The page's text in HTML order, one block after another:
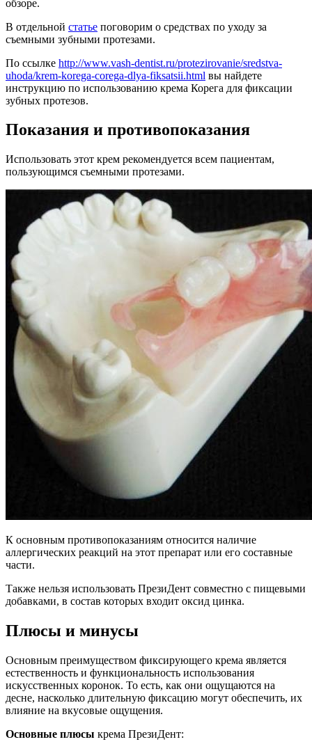
обзоре.
В отдельной статье поговорим о средствах по уходу за
съемными зубными протезами.
По ссылке http://www.vash-dentist.ru/protezirovanie/sredstva-
uhoda/krem-korega-corega-dlya-fiksatsii.html вы найдете
инструкцию по использованию крема Корега для фиксации
зубных протезов.
Показания и противопоказания
Использовать этот крем рекомендуется всем пациентам,
пользующимся съемными протезами.
К основным противопоказаниям относится наличие
аллергических реакций на этот препарат или его составные
части.
Также нельзя использовать ПрезиДент совместно с пищевыми
добавками, в состав которых входит оксид цинка.
Плюсы и минусы
Основным преимуществом фиксирующего крема является
естественность и функциональность использования
искусственных коронок. То есть, как они ощущаются на
десне, насколько длительную фиксацию могут обеспечить, их
влияние на вкусовые ощущения.
Основные плюсы крема ПрезиДент: